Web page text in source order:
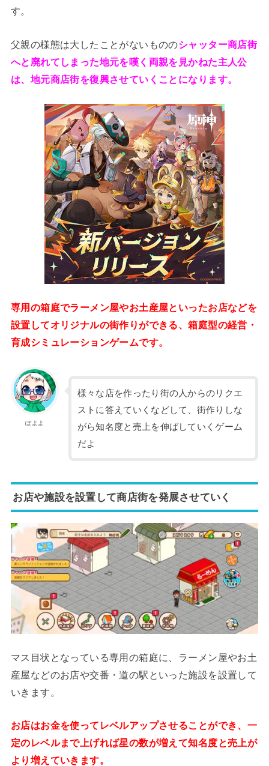
す。
父親の様態は大したことがないもののシャッター商店街
へと廃れてしまった地元を嘆く両親を見かねた主人公
は、地元商店街を復興させていくことになります。
専用の箱庭でラーメン屋やお土産屋といったお店などを
設置してオリジナルの街作りができる、箱庭型の経営・
育成シミュレーションゲームです。
ぽよよ
様々な店を作ったり街の人からのリクエ
ストに答えていくなどして、街作りしな
がら知名度と売上を伸ばしていくゲーム
だよ
お店や施設を設置して商店街を発展させていく
マス目状となっている専用の箱庭に、ラーメン屋やお土
産屋などのお店や交番・道の駅といった施設を設置して
いきます。
お店はお金を使ってレベルアップさせることができ、一
定のレベルまで上げれば星の数が増えて知名度と売上が
より増えていきます。